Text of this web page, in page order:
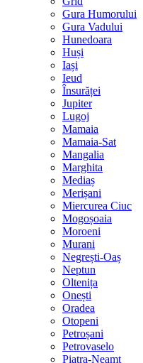
Gura Humorului
Gura Vadului
Hunedoara
Huși
Iași
Ieud
Însurăței
Jupiter
Lugoj
Mamaia
Mamaia-Sat
Mangalia
Marghita
Mediaș
Merișani
Miercurea Ciuc
Mogoșoaia
Moroeni
Murani
Negrești-Oaș
Neptun
Oltenița
Onești
Oradea
Otopeni
Petroșani
Petrovaselo
Piatra-Neamț